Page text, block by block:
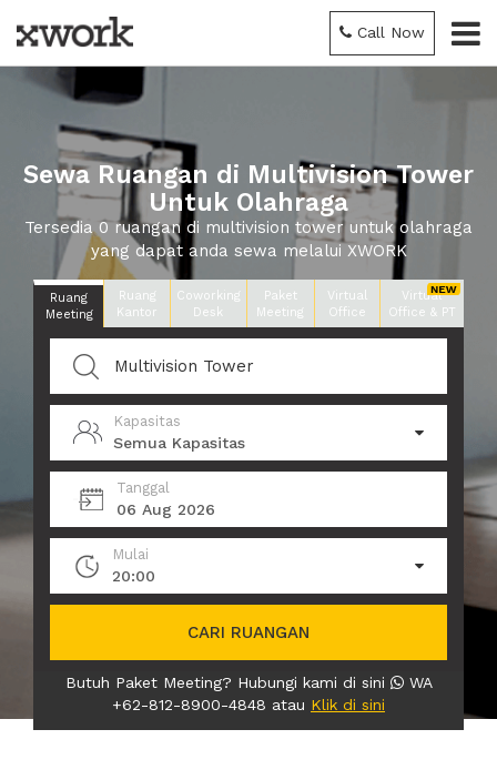
Call Now
Sewa Ruangan di Multivision Tower
Untuk Olahraga
Tersedia 0 ruangan di multivision tower untuk olahraga
yang dapat anda sewa melalui XWORK
Ruang
Meeting
Ruang
Kantor
Coworking
Desk
Paket
Meeting
Virtual
Office
Virtual
Office & PT
Kapasitas
Semua Kapasitas
Tanggal
06 Aug 2026
Mulai
20:00
CARI RUANGAN
Butuh Paket Meeting? Hubungi kami di sini
WA
+62-812-8900-4848 atau Klik di sini